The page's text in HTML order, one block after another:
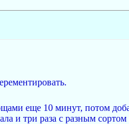
еще 10 минут, потом
и три раза с разным